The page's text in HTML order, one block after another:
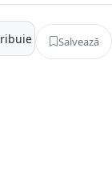
Salvează